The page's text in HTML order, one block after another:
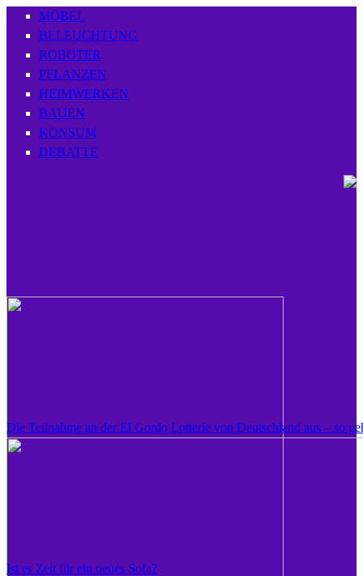
MÖBEL
BELEUCHTUNG
ROBOTER
PFLANZEN
HEIMWERKEN
BAUEN
KONSUM
DEBATTE
Die Teilnahme an der El Gordo Lotterie von Deutschland aus – so
Ist es Zeit für ein neues Sofa?